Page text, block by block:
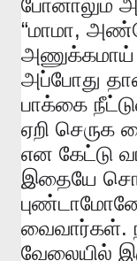
போனாலும்
“மாமா,
அணுக்கமாய்
அப்போது
பாக்கை
ஏறி செருக
என கேட்டு
இதையே
வைவார்கள்.
வேலையில்